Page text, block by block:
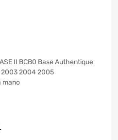
II BCB0 Base Authentique
2003 2004 2005
mano